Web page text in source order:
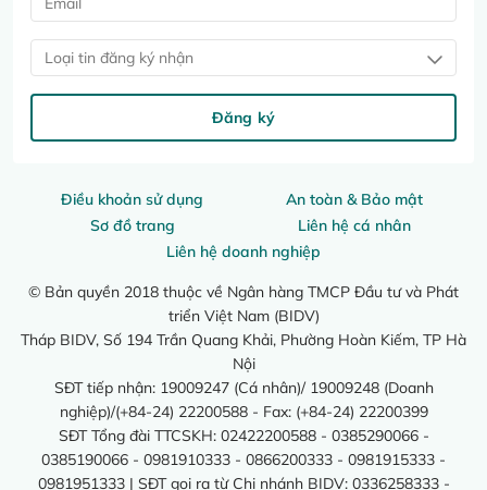
Điều khoản sử dụng
An toàn & Bảo mật
Sơ đồ trang
Liên hệ cá nhân
Liên hệ doanh nghiệp
© Bản quyền 2018 thuộc về Ngân hàng TMCP Đầu tư và Phát
triển Việt Nam (BIDV)
Tháp BIDV, Số 194 Trần Quang Khải, Phường Hoàn Kiếm, TP Hà
Nội
SĐT tiếp nhận: 19009247 (Cá nhân)/ 19009248 (Doanh
nghiệp)/(+84-24) 22200588 - Fax: (+84-24) 22200399
SĐT Tổng đài TTCSKH: 02422200588 - 0385290066 -
0385190066 - 0981910333 - 0866200333 - 0981915333 -
0981951333 | SĐT gọi ra từ Chi nhánh BIDV: 0336258333 -
Loại tin đăng ký nhận
Đăng ký